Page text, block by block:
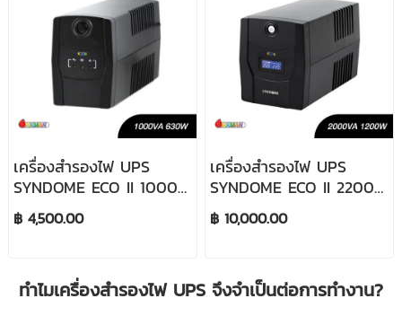
เครื่องสำรองไฟ UPS
SYNDOME ECO II 1000
LED (1000VA /
630WATT)
฿ 4,500.00
เครื่องสำรองไฟ UPS
SYNDOME ECO II 2200
LCD (2000VA /
1200WATT)
฿ 10,000.00
ทำไมเครื่องสำรองไฟ UPS จึงจำเป็นต่อการทำงาน?